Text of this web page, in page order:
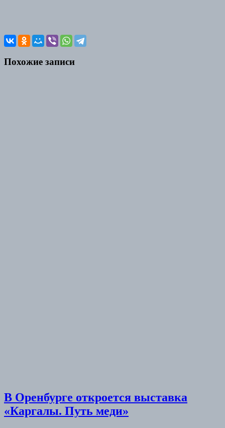
Похожие записи
В Оренбурге откроется выставка
«Каргалы. Путь меди»